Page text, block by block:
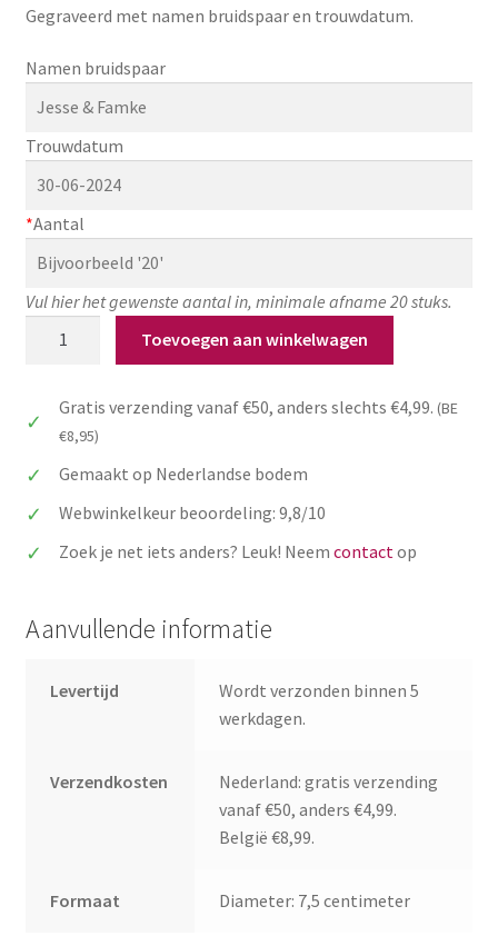
Gegraveerd met namen bruidspaar en trouwdatum.
Namen bruidspaar
Trouwdatum
*Aantal
Vul hier het gewenste aantal in, minimale afname 20 stuks.
gegraveerd
namen
&
trouwdatum
Toevoegen aan winkelwagen
Gratis verzending vanaf €50, anders slechts €4,99. (BE
€8,95)
Gemaakt op Nederlandse bodem
Webwinkelkeur beoordeling: 9,8/10
Zoek je net iets anders? Leuk! Neem contactop
Aanvullende informatie
Levertijd
Wordt verzonden binnen 5
werkdagen.
Verzendkosten
Nederland: gratis verzending
vanaf €50, anders €4,99.
België €8,99.
Formaat Diameter: 7,5 centimeter